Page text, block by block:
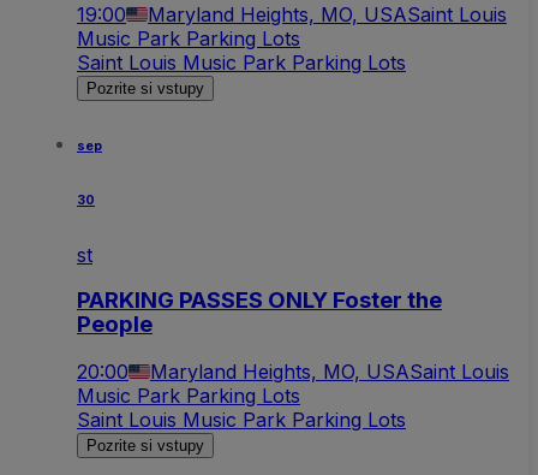
19:00 Maryland Heights, MO, USASaint Louis
Music Park Parking Lots
Saint Louis Music Park Parking Lots
Pozrite si vstupy
sep
30
st
PARKING PASSES ONLY Foster the
People
20:00 Maryland Heights, MO, USASaint Louis
Music Park Parking Lots
Saint Louis Music Park Parking Lots
Pozrite si vstupy